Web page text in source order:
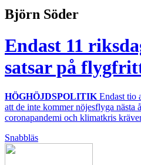
Björn Söder
Endast 11
satsar på
HÖGHÖJDSPOLITIK Endast tio
att de inte kommer nöjesflyga nästa
coronapandemi och klimatkris
Snabbläs